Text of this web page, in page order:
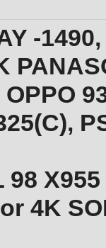
-
ОPPO
98 X955
4K